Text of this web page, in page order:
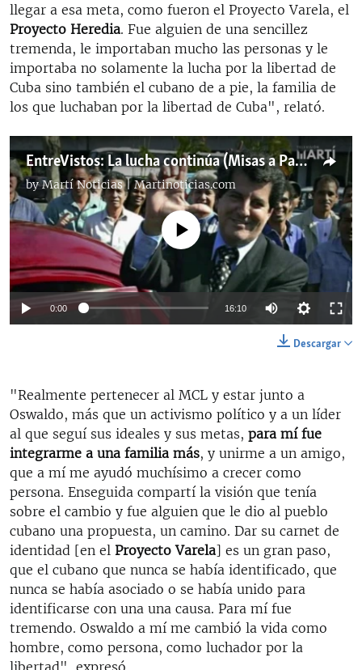
llegar a esa meta, como fueron el Proyecto Varela, el
Proyecto Heredia. Fue alguien de una sencillez
tremenda, le importaban mucho las personas y le
importaba no solamente la lucha por la libertad de
Cuba sino también el cubano de a pie, la familia de
los que luchaban por la libertad de Cuba", relató.
EntreVistos: La lucha continúa (Misas a Payá y Cepero)
byMartí Noticias | Martinoticias.com
234p
No media source currently available
0:00 16:10
140p
352p
396p
Descargar
"Realmente pertenecer al MCL y estar junto a
Oswaldo, más que un activismo político y a un líder
al que seguí sus ideales y sus metas, para mí fue
integrarme a una familia más, y unirme a un amigo,
que a mí me ayudó muchísimo a crecer como
persona. Enseguida compartí la visión que tenía
sobre el cambio y fue alguien que le dio al pueblo
cubano una propuesta, un camino. Dar su carnet de
identidad [en el Proyecto Varela] es un gran paso,
que el cubano que nunca se había identificado, que
nunca se había asociado o se había unido para
identificarse con una una causa. Para mí fue
tremendo. Oswaldo a mí me cambió la vida como
hombre, como persona, como luchador por la
libertad", expresó.